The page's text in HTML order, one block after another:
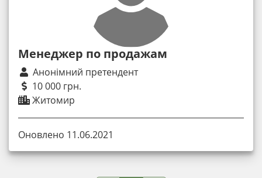
Менеджер по продажам
Анонімний претендент
10 000 грн.
Житомир
Оновлено 11.06.2021